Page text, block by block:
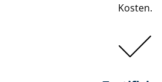
Kosten.